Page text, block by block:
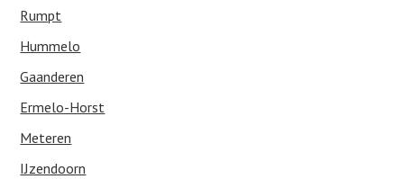
Rumpt
Hummelo
Gaanderen
Ermelo-Horst
Meteren
IJzendoorn